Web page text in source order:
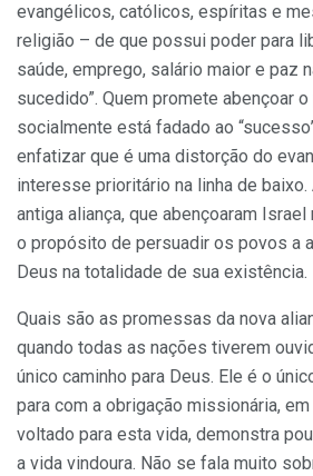
evangélicos, católicos, espíritas e
religião – de que possui poder para
saúde, emprego, salário maior e paz
sucedido”. Quem promete abençoar
socialmente está fadado ao
enfatizar que é uma distorção do
interesse prioritário na linha de
antiga aliança, que abençoaram
o propósito de persuadir os povos a
Deus na totalidade de sua existência.
Quais são as promessas da nova
quando todas as nações tiverem
único caminho para Deus. Ele é o
para com a obrigação missionária,
voltado para esta vida, demonstra
a vida vindoura. Não se fala muito